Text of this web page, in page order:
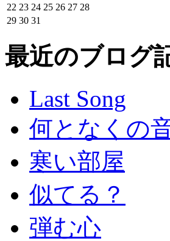
22 23 24 25 26 27 28
29 30 31
最近のブログ
Last Song
何となくの
寒い部屋
似てる？
弾む心